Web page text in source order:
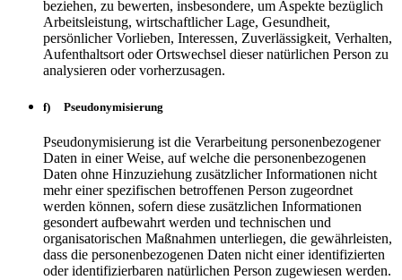
beziehen, zu bewerten, insbesondere, um Aspekte bezüglich
Arbeitsleistung, wirtschaftlicher Lage, Gesundheit,
persönlicher Vorlieben, Interessen, Zuverlässigkeit, Verhalten,
Aufenthaltsort oder Ortswechsel dieser natürlichen Person zu
analysieren oder vorherzusagen.
f) Pseudonymisierung
Pseudonymisierung ist die Verarbeitung personenbezogener
Daten in einer Weise, auf welche die personenbezogenen
Daten ohne Hinzuziehung zusätzlicher Informationen nicht
mehr einer spezifischen betroffenen Person zugeordnet
werden können, sofern diese zusätzlichen Informationen
gesondert aufbewahrt werden und technischen und
organisatorischen Maßnahmen unterliegen, die gewährleisten,
dass die personenbezogenen Daten nicht einer identifizierten
oder identifizierbaren natürlichen Person zugewiesen werden.